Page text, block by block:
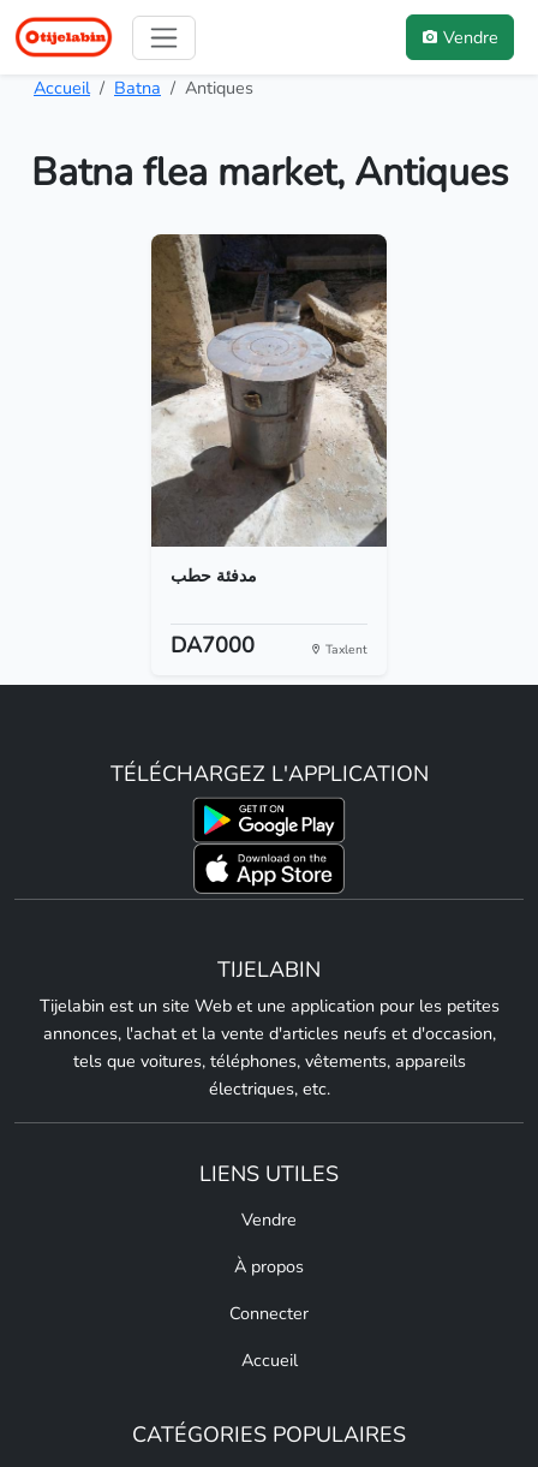
Vendre
Accueil Batna Antiques
Batna flea market, Antiques
مدفئة حطب
DA7000 Taxlent
TÉLÉCHARGEZ L'APPLICATION
TIJELABIN
Tijelabin est un site Web et une application pour les petites
annonces, l'achat et la vente d'articles neufs et d'occasion,
tels que voitures, téléphones, vêtements, appareils
électriques, etc.
LIENS UTILES
Vendre
À propos
Connecter
Accueil
CATÉGORIES POPULAIRES